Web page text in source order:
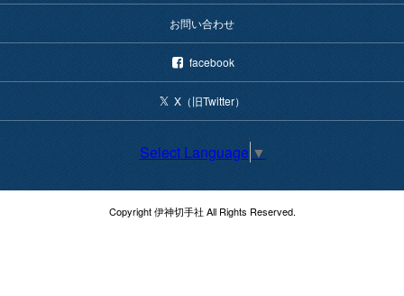
お問い合わせ
facebook
X（旧Twitter）
Select Language ▼
Copyright 伊神切手社 All Rights Reserved.